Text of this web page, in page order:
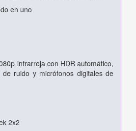
en uno
infrarroja con HDR automático,
de ruido y micrófonos digitales de
2x2